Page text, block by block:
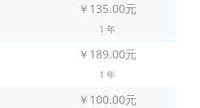
￥135.00元
1 年
￥189.00元
1 年
￥100.00元